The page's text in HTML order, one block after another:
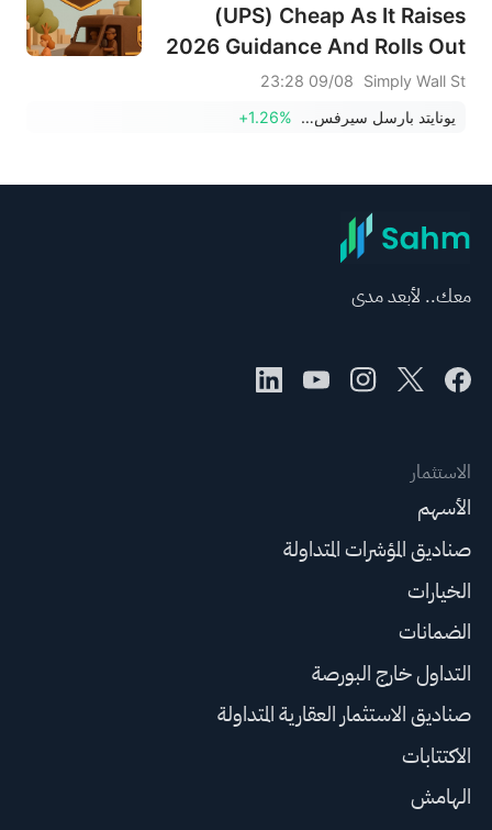
(UPS) Cheap As It Raises
2026 Guidance And Rolls Out
New Tools?
Simply Wall St
09/08 23:28
يونايتد بارسل سيرفس إنك +1.26%
معك.. لأبعد مدى
الاستثمار
الأسهم
صناديق المؤشرات المتداولة
الخيارات
الضمانات
التداول خارج البورصة
صناديق الاستثمار العقارية المتداولة
الاكتتابات
الهامش